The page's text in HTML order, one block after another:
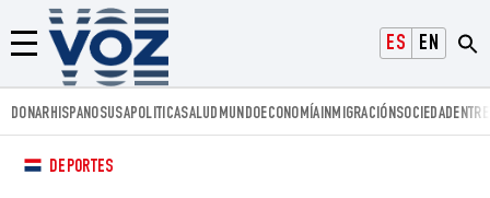
ESPAÑOLENGLISH
Menú
Voz.us
DONARHISPANOSUSAPOLITICASALUD MUNDOECONOMÍAINMIGRACIÓNSOCIEDAD
DEPORTES